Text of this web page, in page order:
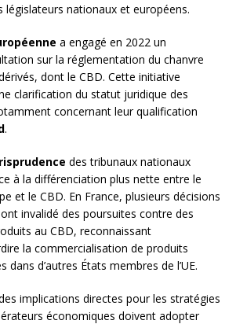
législateurs nationaux et européens.
a engagé en 2022 un
sur la réglementation du chanvre
dont le CBD. Cette initiative
clarification du statut juridique des
concernant leur qualification
.
des tribunaux nationaux
à la différenciation plus nette entre le
et le CBD. En France, plusieurs décisions
invalidé des poursuites contre des
au CBD, reconnaissant
la commercialisation de produits
dans d’autres États membres de l’UE.
implications directes pour les stratégies
économiques doivent adopter